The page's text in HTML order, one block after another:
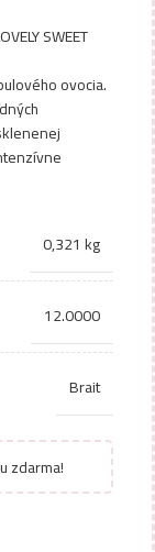
SWEET
ovocia.
0,321 kg
12.0000
Brait
zdarma!